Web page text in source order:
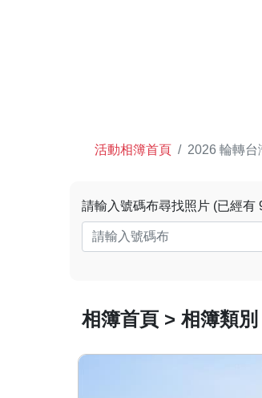
活動相簿首頁 2026 輪轉台
請輸入號碼布尋找照片 (已經有
相簿首頁 > 相簿類別